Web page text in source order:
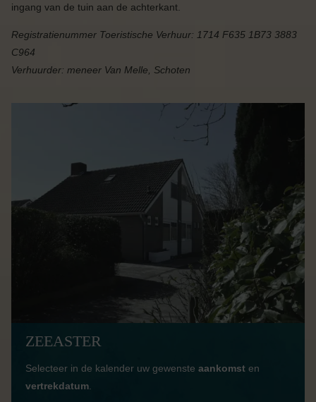
ingang van de tuin aan de achterkant.
Registratienummer Toeristische Verhuur: 1714 F635 1B73 3883
C964
Verhuurder: meneer Van Melle, Schoten
ZEEASTER
Selecteer in de kalender uw gewenste aankomst en
vertrekdatum